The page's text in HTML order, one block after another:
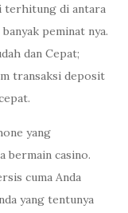
terhitung di antara
peminat nya.
dan Cepat;
transaksi deposit
yang
bermain casino.
cuma Anda
yang tentunya